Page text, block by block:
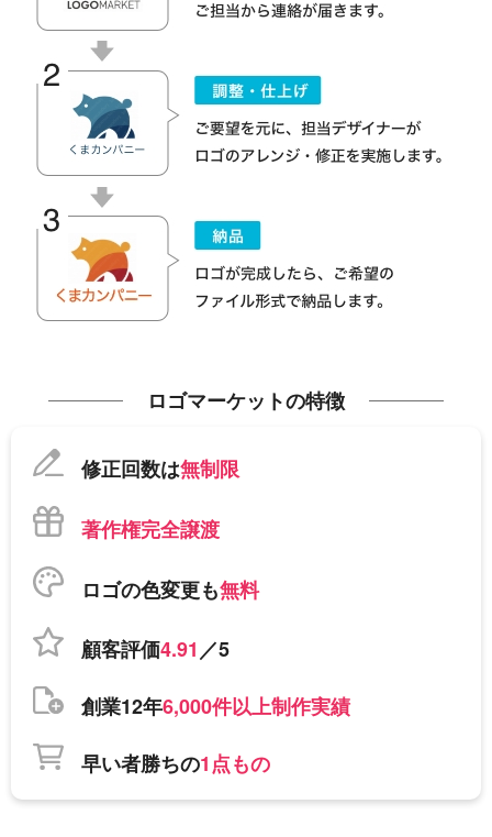
ロゴマーケットの特徴
修正回数は無制限
著作権完全譲渡
ロゴの色変更も無料
顧客評価4.91／5
創業12年6,000件以上制作実績
早い者勝ちの1点もの